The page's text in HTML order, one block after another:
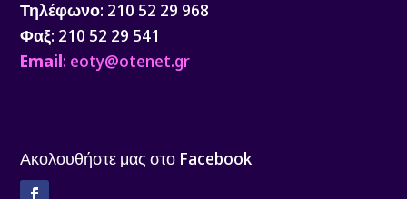
Τηλέφωνο: 210 52 29 968
Φαξ: 210 52 29 541
Email: eoty@otenet.gr
Ακολουθήστε μας στο Facebook